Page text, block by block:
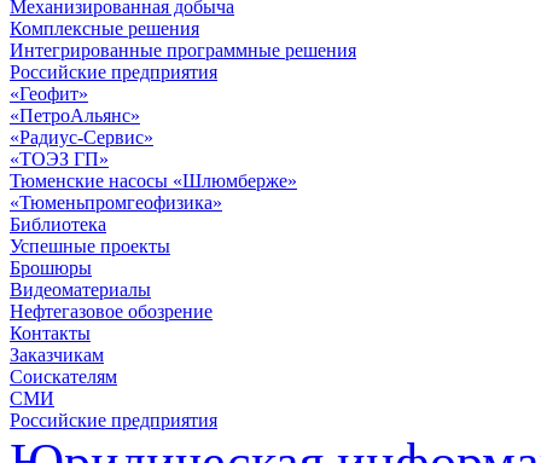
Механизированная добыча
Комплексные решения
Интегрированные программные решения
Российские предприятия
«Геофит»
«ПетроАльянс»
«Радиус-Сервис»
«ТОЭЗ ГП»
Тюменские насосы «Шлюмберже»
«Тюменьпромгеофизика»
Библиотека
Успешные проекты
Брошюры
Видеоматериалы
Нефтегазовое обозрение
Контакты
Заказчикам
Соискателям
СМИ
Российские предприятия